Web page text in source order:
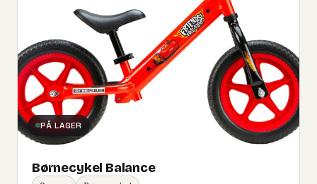
PÅ LAGER
Børnecykel Balance